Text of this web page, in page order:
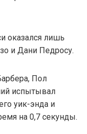
оказался лишь
и Дани Педросу.
Пол
испытывал
уик-энда и
на 0,7 секунды.